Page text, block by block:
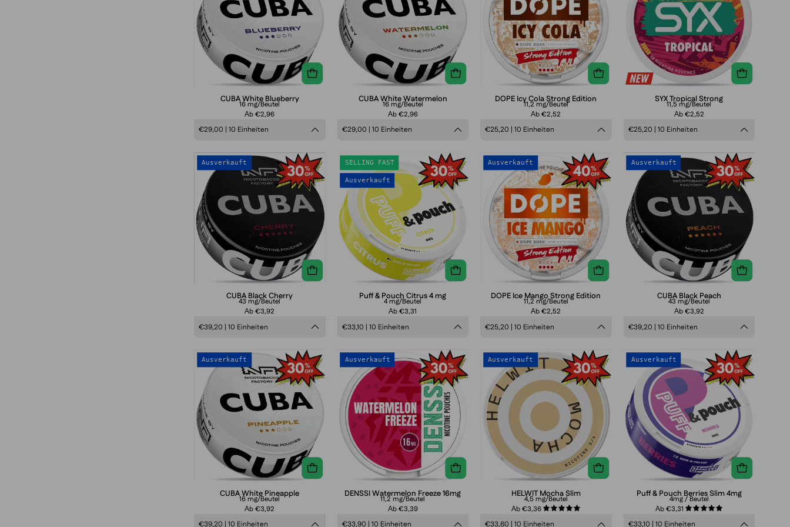
CUBA White Blueberry
16 mg/Beutel
Аb €2,96
€29,00 | 10 Einheiten
CUBA White Watermelon
16 mg/Beutel
Аb €2,96
€29,00 | 10 Einheiten
Strong
Edition
DOPE Icy Cola Strong Edition
11,2 mg/Beutel
Аb €2,52
€25,20 | 10 Einheiten
SYX Tropical Strong
11,5 mg/Beutel
Аb €2,52
€25,20 | 10 Einheiten
CUBA
Black
Cherry
Ausverkauft
CUBA Black Cherry
43 mg/Beutel
Аb €3,92
€39,20 | 10 Einheiten
Puff
&
Pouch
Citrus
4
mg
SELLING FAST
Ausverkauft
Puff & Pouch Citrus 4 mg
4 mg/Beutel
Аb €3,31
€33,10 | 10 Einheiten
DOPE
Ice
Mango
Strong
Edition
Ausverkauft
DOPE Ice Mango Strong Edition
11,2 mg/Beutel
Аb €2,52
€25,20 | 10 Einheiten
CUBA
Black
Peach
Ausverkauft
CUBA Black Peach
43 mg/Beutel
Аb €3,92
€39,20 | 10 Einheiten
CUBA
White
Pineapple
Ausverkauft
CUBA White Pineapple
16 mg/Beutel
Аb €3,92
€39,20 | 10 Einheiten
DENSSI
Watermelon
Freeze
16mg
Ausverkauft
DENSSI Watermelon Freeze 16mg
11,2 mg/Beutel
Аb €3,39
€33,90 | 10 Einheiten
HELWIT
Mocha
Slim
Ausverkauft
HELWIT Mocha Slim
4,5 mg/Beutel
Аb €3,36
€33,60 | 10 Einheiten
Puff
&
Pouch
Berries
Slim
4mg
Ausverkauft
Puff & Pouch Berries Slim 4mg
4mg / Beutel
Аb €3,31
€33,10 | 10 Einheiten